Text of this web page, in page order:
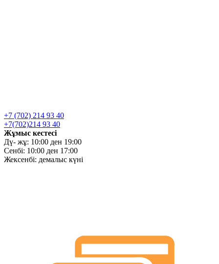
+7 (702) 214 93 40
+7(702)214 93 40
Жұмыс кестесі
Дү- жұ: 10:00 ден 19:00
Сенбі: 10:00 ден 17:00
Жексенбі: демалыс күні